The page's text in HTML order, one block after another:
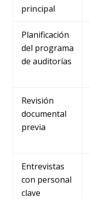
principal
Planificación
del programa
de auditorías
Revisión
documental
previa
Entrevistas
con personal
clave